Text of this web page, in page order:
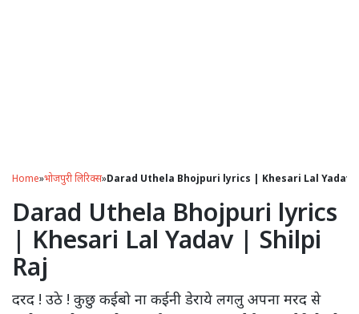
Home»भोजपुरी लिरिक्स»Darad Uthela Bhojpuri lyrics | Khesari Lal Yadav
Darad Uthela Bhojpuri lyrics
| Khesari Lal Yadav | Shilpi
Raj
दरद ! उठे ! कुछु कईबो ना कईनी डेराये लगलु अपना मरद से